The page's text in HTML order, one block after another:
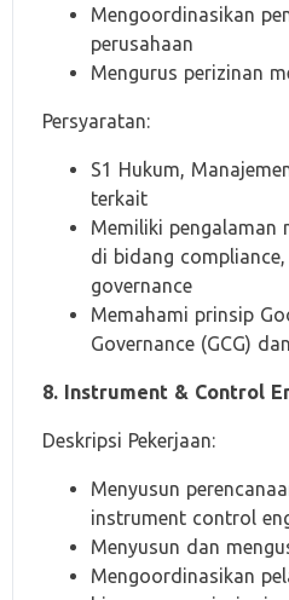
Mengoordinasikan
perusahaan
Mengurus perizinan
Persyaratan:
S1 Hukum,
terkait
Memiliki pengalaman
di bidang
governance
Memahami prinsip
Governance (GCG)
8. Instrument & Control
Deskripsi Pekerjaan:
Menyusun
instrument control
Menyusun dan
Mengoordinasikan